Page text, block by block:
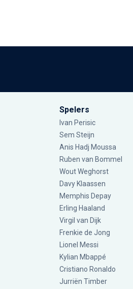
Spelers
Ivan Perisic
Sem Steijn
Anis Hadj Moussa
Ruben van Bommel
Wout Weghorst
Davy Klaassen
Memphis Depay
Erling Haaland
Virgil van Dijk
Frenkie de Jong
Lionel Messi
Kylian Mbappé
Cristiano Ronaldo
Jurriën Timber